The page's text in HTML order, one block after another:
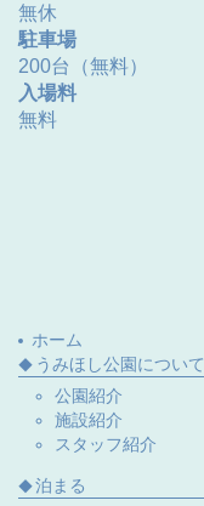
無休
駐車場
200台（無料）
入場料
無料
ホーム
うみほし公園について
公園紹介
施設紹介
スタッフ紹介
泊まる